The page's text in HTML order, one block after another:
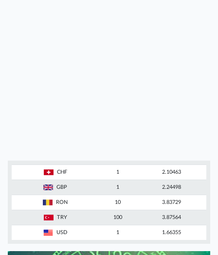
CHF 1 2.10463
GBP 1 2.24498
RON 10 3.83729
TRY 100 3.87564
USD 1 1.66355